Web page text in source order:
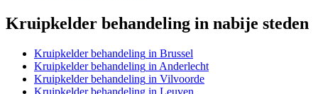
Kruipkelder behandeling in nabije steden
Kruipkelder behandeling in Brussel
Kruipkelder behandeling in Anderlecht
Kruipkelder behandeling in Vilvoorde
Kruipkelder behandeling in Leuven